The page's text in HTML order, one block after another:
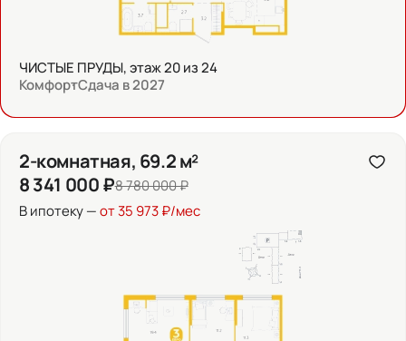
ЧИСТЫЕ ПРУДЫ, этаж 20 из 24
КомфортСдача в 2027
2-комнатная, 69.2 м²
8 341 000 ₽8 780 000 ₽
В ипотеку —от 35 973 ₽/мес